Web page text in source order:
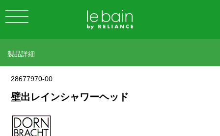
製品詳細
28677970-00
壁出レインシャワーヘッド